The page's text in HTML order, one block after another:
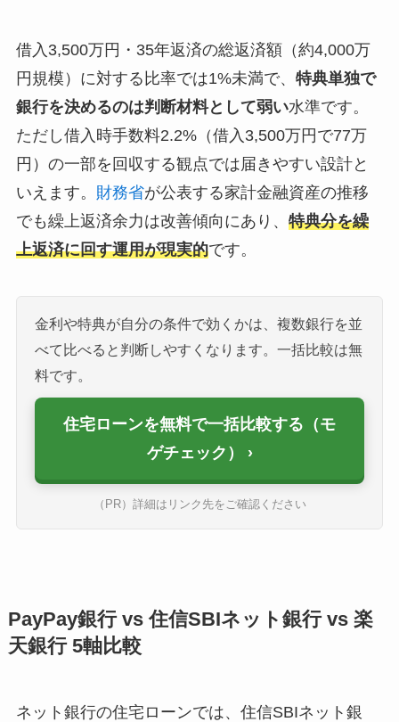
借入3,500万円・35年返済の総返済額（約4,000万
円規模）に対する比率では1%未満で、 特典単独で
銀行を決めるのは判断材料として弱い水準です。
ただし借入時手数料2.2%（借入3,500万円で77万
円）の一部を回収する観点では届きやすい設計と
いえます。 財務省が公表する家計金融資産の推移
でも繰上返済余力は改善傾向にあり、 特典分を繰
上返済に回す運用が現実的です。
金利や特典が自分の条件で効くかは、複数銀行を並
べて比べると判断しやすくなります。一括比較は無
料です。
住宅ローンを無料で一括比較する（モ
ゲチェック）
（PR）詳細はリンク先をご確認ください
PayPay銀行 vs 住信SBIネット銀行 vs 楽
天銀行 5軸比較
ネット銀行の住宅ローンでは、住信SBIネット銀